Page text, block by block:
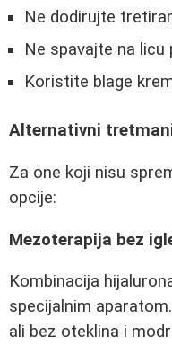
Ne dodirujte
Ne spavajte na licu
Koristite blage
Alternativni
Za one koji nisu
opcije:
Mezoterapija bez
Kombinacija
specijalnim
ali bez oteklina i